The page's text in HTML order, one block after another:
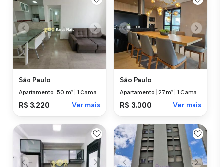
São Paulo
Apartamento |50 m² 1 Cama
R$ 3.220 Ver mais
São Paulo
Apartamento |27 m² 1 Cama
R$ 3.000 Ver mais